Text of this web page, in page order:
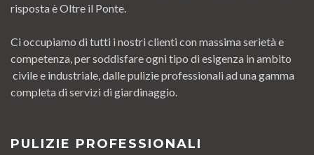
risposta è Oltre il Ponte.
Ci occupiamo di tutti i nostri clienti con massima serietà e
competenza, per soddisfare ogni tipo di esigenza in ambito
civile e industriale, dalle pulizie professionali ad una gamma
completa di servizi di giardinaggio.
PULIZIE PROFESSIONALI